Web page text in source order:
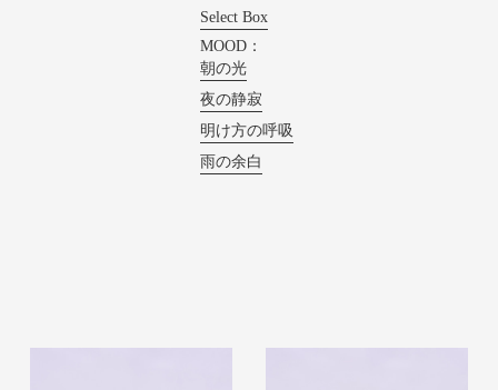
Select Box
MOOD：
朝の光
夜の静寂
明け方の呼吸
雨の余白